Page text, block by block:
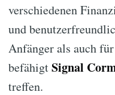
verschiedenen
und
Anfänger als auch
befähigtSignal
treffen.